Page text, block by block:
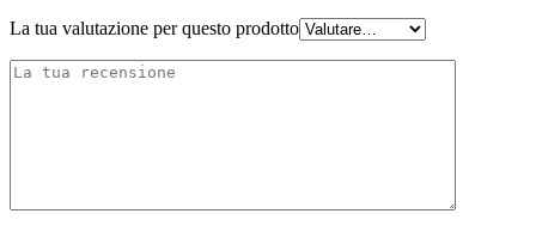
La tua valutazione per questo prodotto